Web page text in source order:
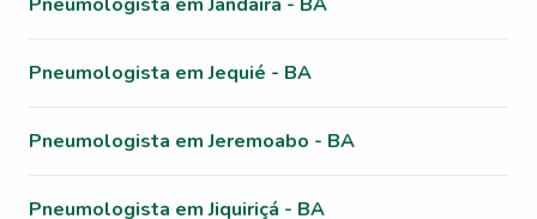
Pneumologista em Jequié - BA
Pneumologista em Jeremoabo - BA
Pneumologista em Jiquiriçá - BA